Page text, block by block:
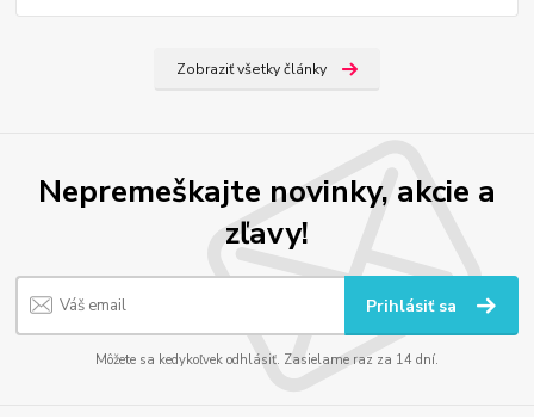
Zobraziť všetky články
Nepremeškajte novinky, akcie a
zľavy!
Prihlásiť sa
Môžete sa kedykoľvek odhlásiť. Zasielame raz za 14 dní.